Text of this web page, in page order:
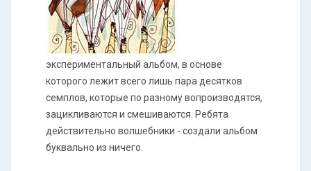
экспериментальный альбом, в основе
которого лежит всего лишь пара десятков
семплов, которые по разному вопроизводятся,
зацикливаются и смешиваются. Ребята
действительно волшебники - создали альбом
буквально из ничего.